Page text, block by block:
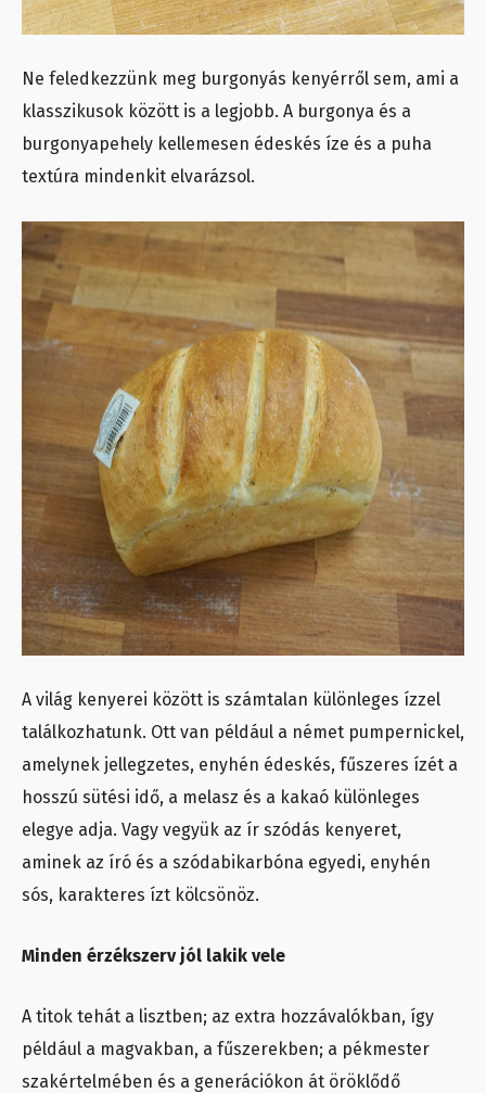
Ne feledkezzünk meg burgonyás kenyérről sem, ami a
klasszikusok között is a legjobb. A burgonya és a
burgonyapehely kellemesen édeskés íze és a puha
textúra mindenkit elvarázsol.
A világ kenyerei között is számtalan különleges ízzel
találkozhatunk. Ott van például a német pumpernickel,
amelynek jellegzetes, enyhén édeskés, fűszeres ízét a
hosszú sütési idő, a melasz és a kakaó különleges
elegye adja. Vagy vegyük az ír szódás kenyeret,
aminek az író és a szódabikarbóna egyedi, enyhén
sós, karakteres ízt kölcsönöz.
Minden érzékszerv jól lakik vele
A titok tehát a lisztben; az extra hozzávalókban, így
például a magvakban, a fűszerekben; a pékmester
szakértelmében és a generációkon át öröklődő